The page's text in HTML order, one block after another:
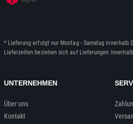
* Lieferung erfolgt nur Montag - Samstag innerhalb
Lieferzeiten beziehen sich auf Lieferungen
UNTERNEHMEN
Über uns
Kontakt